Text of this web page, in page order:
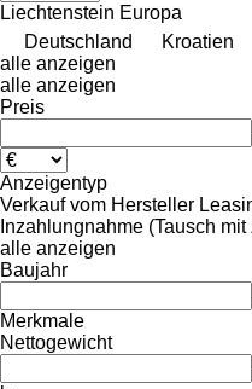
Liechtenstein Europa
Deutschland
Kroatien
alle anzeigen
alle anzeigen
Preis
Anzeigentyp
Verkauf vom Hersteller
Inzahlungnahme (Tausch
alle anzeigen
Baujahr
Merkmale
Nettogewicht